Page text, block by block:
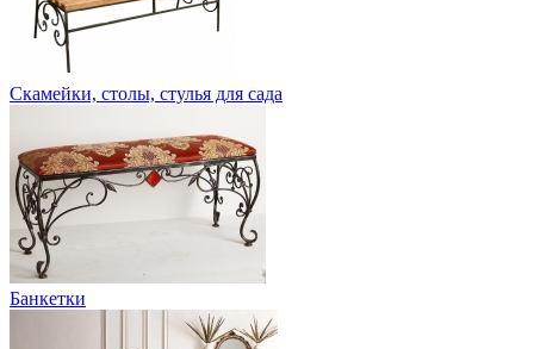
Скамейки, столы, стулья для сада
Банкетки